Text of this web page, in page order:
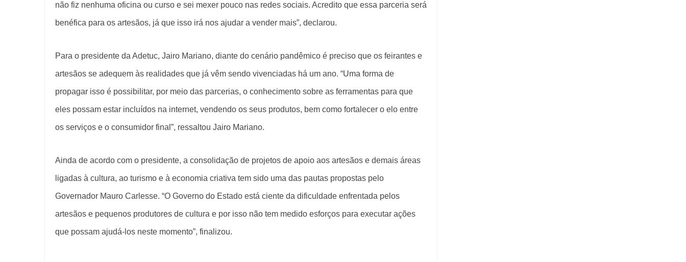
não fiz nenhuma oficina ou curso e sei mexer pouco nas redes sociais. Acredito que essa parceria será
benéfica para os artesãos, já que isso irá nos ajudar a vender mais”, declarou.
Para o presidente da Adetuc, Jairo Mariano, diante do cenário pandêmico é preciso que os feirantes e
artesãos se adequem às realidades que já vêm sendo vivenciadas há um ano. “Uma forma de
propagar isso é possibilitar, por meio das parcerias, o conhecimento sobre as ferramentas para que
eles possam estar incluídos na internet, vendendo os seus produtos, bem como fortalecer o elo entre
os serviços e o consumidor final”, ressaltou Jairo Mariano.
Ainda de acordo com o presidente, a consolidação de projetos de apoio aos artesãos e demais áreas
ligadas à cultura, ao turismo e à economia criativa tem sido uma das pautas propostas pelo
Governador Mauro Carlesse. “O Governo do Estado está ciente da dificuldade enfrentada pelos
artesãos e pequenos produtores de cultura e por isso não tem medido esforços para executar ações
que possam ajudá-los neste momento”, finalizou.